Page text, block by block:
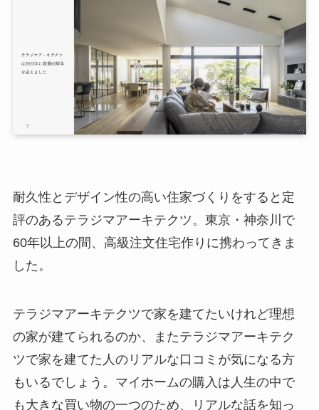
耐久性とデザイン性の高い住家づくりをすると定
評のあるテラジマアーキテクツ。東京・神奈川で
60年以上の間、高級注文住宅作りに携わってきま
した。
テラジマアーキテクツで家を建てたいけれど理想
の家が建てられるのか、またテラジマアーキテク
ツで家を建てた人のリアルな口コミが気になる方
もいるでしょう。マイホームの購入は人生の中で
も大きな買い物の一つのため、リアルな話を知っ